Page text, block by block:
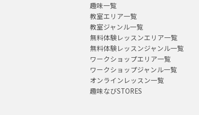
趣味一覧
教室エリア一覧
教室ジャンル一覧
無料体験レッスンエリア一覧
無料体験レッスンジャンル一覧
ワークショップエリア一覧
ワークショップジャンル一覧
オンラインレッスン一覧
趣味なびSTORES